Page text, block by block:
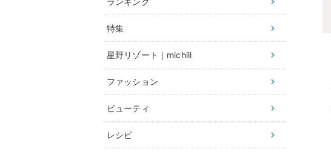
特集
星野リゾート｜michill
ファッション
ビューティ
レシピ